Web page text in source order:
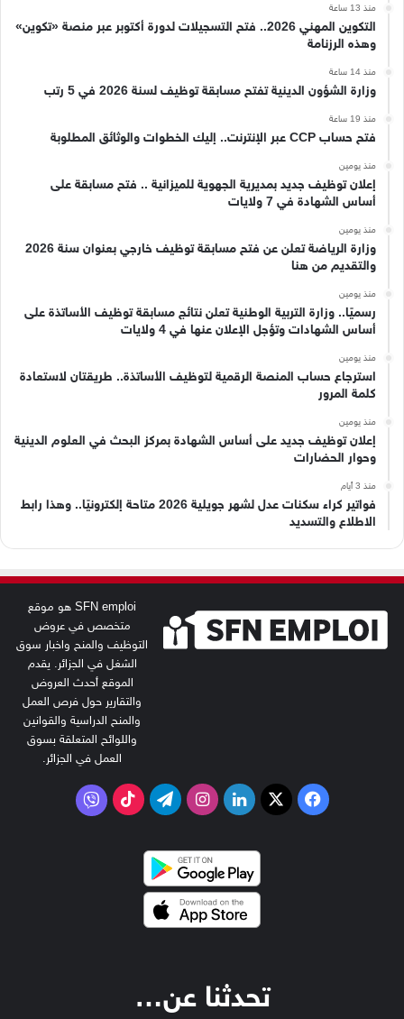
منذ 13 ساعة
التكوين المهني 2026.. فتح التسجيلات لدورة أكتوبر عبر منصة «تكوين»
وهذه الرزنامة
منذ 14 ساعة
وزارة الشؤون الدينية تفتح مسابقة توظيف لسنة 2026 في 5 رتب
منذ 19 ساعة
فتح حساب CCP عبر الإنترنت.. إليك الخطوات والوثائق المطلوبة
منذ يومين
إعلان توظيف جديد بمديرية الجهوية للميزانية .. فتح مسابقة على
أساس الشهادة في 7 ولايات
منذ يومين
وزارة الرياضة تعلن عن فتح مسابقة توظيف خارجي بعنوان سنة 2026
والتقديم من هنا
منذ يومين
رسميًا.. وزارة التربية الوطنية تعلن نتائج مسابقة توظيف الأساتذة على
أساس الشهادات وتؤجل الإعلان عنها في 4 ولايات
منذ يومين
استرجاع حساب المنصة الرقمية لتوظيف الأساتذة.. طريقتان لاستعادة
كلمة المرور
منذ يومين
إعلان توظيف جديد على أساس الشهادة بمركز البحث في العلوم الدينية
وحوار الحضارات
منذ 3 أيام
فواتير كراء سكنات عدل لشهر جويلية 2026 متاحة إلكترونيًا.. وهذا رابط
الاطلاع والتسديد
SFN emploi هو موقع
متخصص في عروض
التوظيف والمنح واخبار سوق
الشغل في الجزائر. يقدم
الموقع أحدث العروض
والتقارير حول فرص العمل
والمنح الدراسية والقوانين
واللوائح المتعلقة بسوق
العمل في الجزائر.
فيسبوك
‫X لينكدإنانستقرامتيلقرام‫TikTokفايبر
تحدثنا عن…